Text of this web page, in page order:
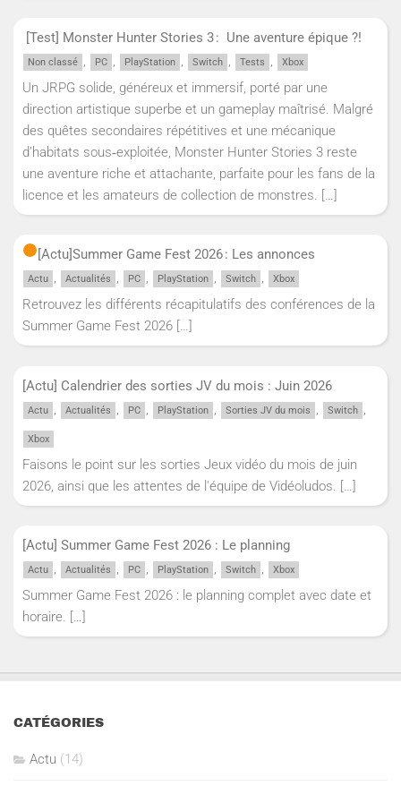
[Test] Monster Hunter Stories 3 : Une aventure épique ?!
Non classé PC PlayStation Switch Tests Xbox
Un JRPG solide, généreux et immersif, porté par une
direction artistique superbe et un gameplay maîtrisé. Malgré
des quêtes secondaires répétitives et une mécanique
d’habitats sous‑exploitée, Monster Hunter Stories 3 reste
une aventure riche et attachante, parfaite pour les fans de la
licence et les amateurs de collection de monstres.
[…]
[Actu]Summer Game Fest 2026 : Les annonces
Actu , Actualités , PC , PlayStation , Switch , Xbox
Retrouvez les différents récapitulatifs des conférences de la
Summer Game Fest 2026 […]
[Actu] Calendrier des sorties JV du mois : Juin 2026
Actu Actualités PC PlayStation Sorties JV du mois Switch
Xbox
Faisons le point sur les sorties Jeux vidéo du mois de juin
2026, ainsi que les attentes de l'équipe de Vidéoludos.
[…]
[Actu] Summer Game Fest 2026 : Le planning
Actu , Actualités , PC , PlayStation , Switch , Xbox
Summer Game Fest 2026 : le planning complet avec date et
horaire. […]
CATÉGORIES
Actu (14)